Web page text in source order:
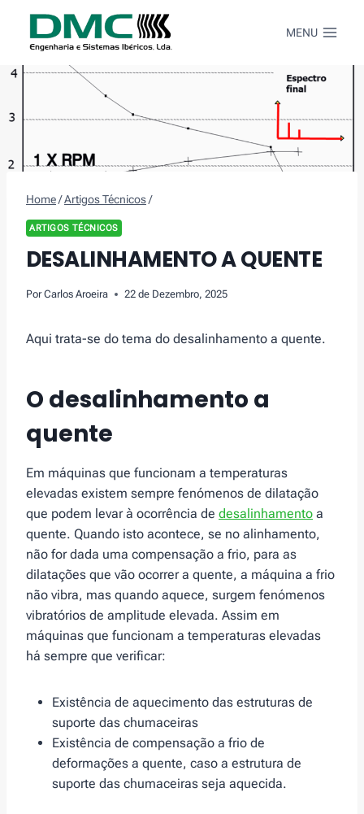
content
MENU
Home/Artigos Técnicos/
ARTIGOS TÉCNICOS
DESALINHAMENTO A QUENTE
Por Carlos Aroeira 22 de Dezembro, 2025
Aqui trata-se do tema do desalinhamento a quente.
O desalinhamento a
quente
Em máquinas que funcionam a temperaturas
elevadas existem sempre fenómenos de dilatação
que podem levar à ocorrência de desalinhamento a
quente. Quando isto acontece, se no alinhamento,
não for dada uma compensação a frio, para as
dilatações que vão ocorrer a quente, a máquina a frio
não vibra, mas quando aquece, surgem fenómenos
vibratórios de amplitude elevada. Assim em
máquinas que funcionam a temperaturas elevadas
há sempre que verificar:
Existência de aquecimento das estruturas de
suporte das chumaceiras
Existência de compensação a frio de
deformações a quente, caso a estrutura de
suporte das chumaceiras seja aquecida.